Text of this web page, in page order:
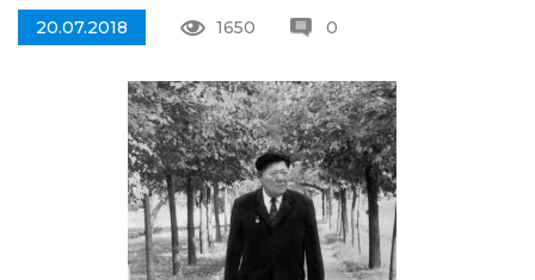
20.07.2018 1650 0